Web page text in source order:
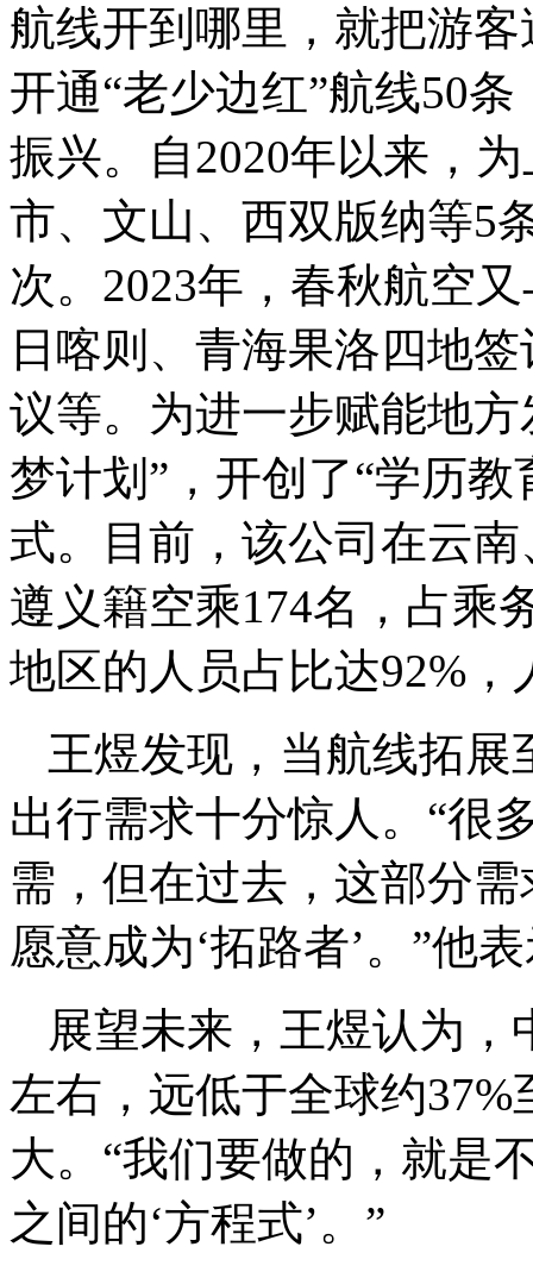
航线开到哪里，就把游
开通“老少边红”航线50
振兴。自2020年以来，
市、文山、西双版纳等5
次。2023年，春秋航空
日喀则、青海果洛四地
议等。为进一步赋能地
梦计划”，开创了“学历
式。目前，该公司在云
遵义籍空乘174名，占乘
地区的人员占比达92%
王煜发现，当航线拓
出行需求十分惊人。“很
需，但在过去，这部分
愿意成为‘拓路者’。”他
展望未来，王煜认为，
左右，远低于全球约
大。“我们要做的，就是
之间的‘方程式’。”